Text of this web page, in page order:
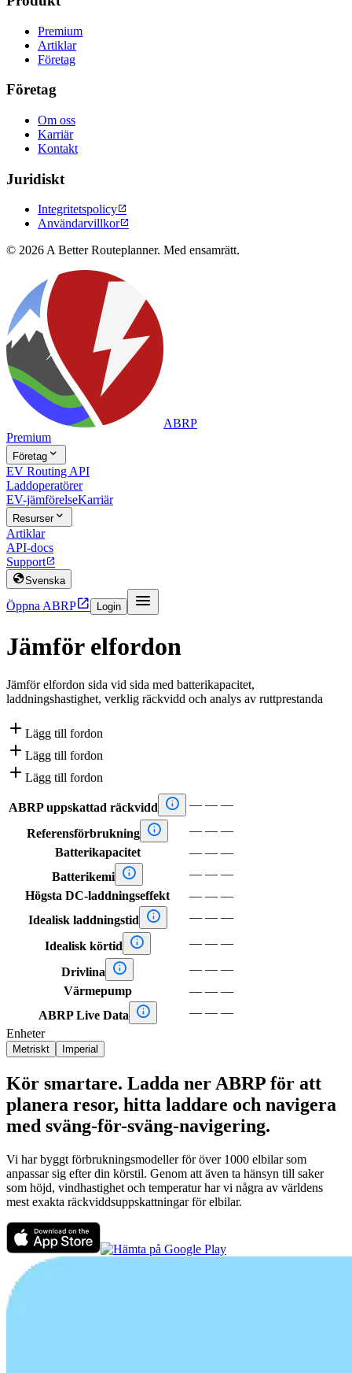
Premium
Artiklar
Företag
Företag
Om oss
Karriär
Kontakt
Juridiskt
Integritetspolicy
Användarvillkor
© 2026 A Better Routeplanner. Med ensamrätt.
ABRP
Premium
Företag 
EV Routing API
Laddoperatörer
EV-jämförelseKarriär
Resurser
Artiklar
API-docs
Support
Svenska
Öppna ABRP Login 
Jämför elfordon
Jämför elfordon sida vid sida med batterikapacitet,
laddningshastighet, verklig räckvidd och analys av ruttprestanda
 Lägg till fordon
 Lägg till fordon
 Lägg till fordon
ABRP uppskattad räckvidd  — — —
Referensförbrukning  — — —
Batterikapacitet
— — —
Batterikemi  — — —
Högsta DC-laddningseffekt
— — —
Idealisk laddningstid
 — — —
Idealisk körtid  — — —
Drivlina  — — —
Värmepump
— — —
ABRP Live Data
 — — —
Enheter
Metriskt Imperial
Kör smartare. Ladda ner ABRP för att
planera resor, hitta laddare och navigera
med sväng-för-sväng-navigering.
Vi har byggt förbrukningsmodeller för över 1000 elbilar som
anpassar sig efter din körstil. Genom att även ta hänsyn till saker
som höjd, vindhastighet och temperatur har vi några av världens
mest exakta räckviddsuppskattningar för elbilar.